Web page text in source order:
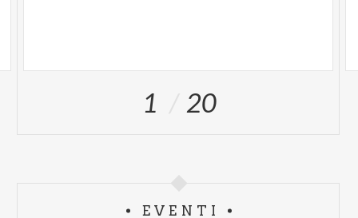
1 20
EVENTI